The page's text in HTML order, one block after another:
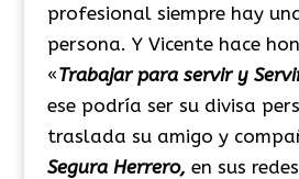
profesional siempre hay
persona. Y Vicente hace
«Trabajar para servir y
ese podría ser su divisa
traslada su amigo y
Segura Herrero, en sus